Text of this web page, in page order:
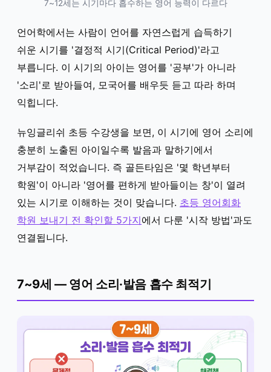
7~12세는 시기마다 흡수하는 영어 능력이 다르다
언어학에서는 사람이 언어를 자연스럽게 습득하기
쉬운 시기를 '결정적 시기(Critical Period)'라고
부릅니다. 이 시기의 아이는 영어를 '공부'가 아니라
'소리'로 받아들여, 모국어를 배우듯 듣고 따라 하며
익힙니다.
뉴잉글리쉬 초등 수강생을 보면, 이 시기에 영어 소리에
충분히 노출된 아이일수록 발음과 말하기에서
거부감이 적었습니다. 즉 골든타임은 '몇 학년부터
학원'이 아니라 '영어를 편하게 받아들이는 창'이 열려
있는 시기로 이해하는 것이 맞습니다. 초등 영어회화
학원 보내기 전 확인할 5가지에서 다룬 '시작 방법'과도
연결됩니다.
7~9세 — 영어 소리·발음 흡수 최적기